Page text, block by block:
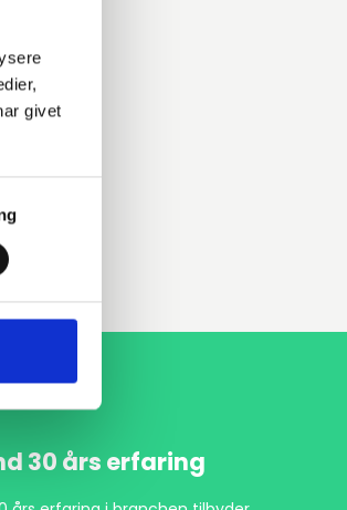
givet
30 års erfaring